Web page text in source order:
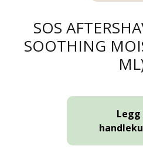
SOS
SOOTHING
Legg